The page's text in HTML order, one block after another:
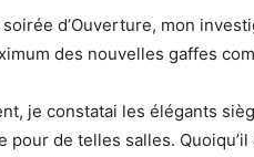
d’Ouverture, mon
des nouvelles gaffes
je constatai les élégants
pour de telles salles.